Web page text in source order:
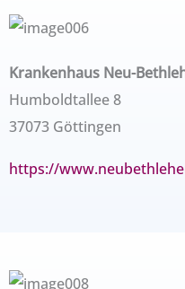
Krankenhaus Neu-
Humboldtallee 8
37073 Göttingen
https://